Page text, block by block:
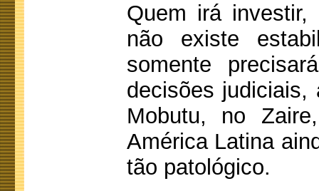
Quem irá
não existe
somente
decisões
Mobutu, no
América Latina
tão patológico.